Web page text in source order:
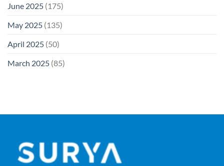
June 2025 (175)
May 2025 (135)
April 2025 (50)
March 2025 (85)